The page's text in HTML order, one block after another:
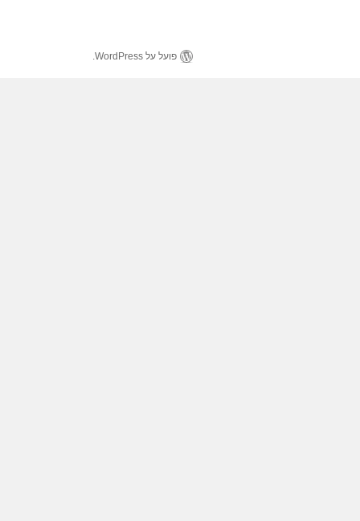
פועל על WordPress.